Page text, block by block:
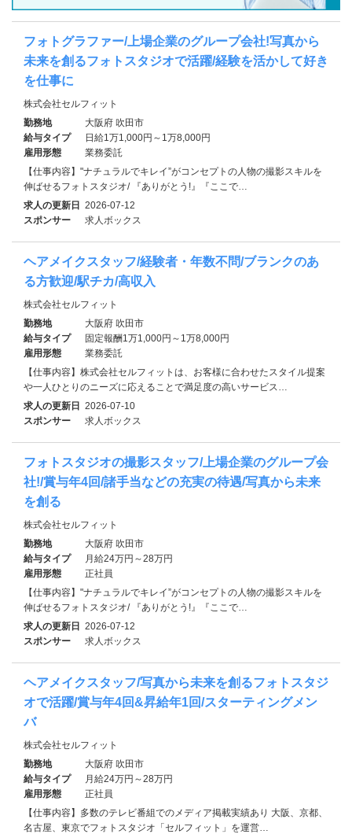
フォトグラファー/上場企業のグループ会社!写真から
未来を創るフォトスタジオで活躍/経験を活かして好き
を仕事に
株式会社セルフィット
勤務地
大阪府 吹田市
給与タイプ
日給1万1,000円～1万8,000円
雇用形態
業務委託
【仕事内容】"ナチュラルでキレイ”がコンセプトの人物の撮影スキルを
伸ばせるフォトスタジオ/ 『ありがとう!』『ここで…
求人の更新日 2026-07-12
スポンサー
求人ボックス
ヘアメイクスタッフ/経験者・年数不問/ブランクのあ
る方歓迎/駅チカ/高収入
株式会社セルフィット
勤務地
大阪府 吹田市
給与タイプ
固定報酬1万1,000円～1万8,000円
雇用形態
業務委託
【仕事内容】株式会社セルフィットは、お客様に合わせたスタイル提案
や一人ひとりのニーズに応えることで満足度の高いサービス…
求人の更新日 2026-07-10
スポンサー
求人ボックス
フォトスタジオの撮影スタッフ/上場企業のグループ会
社!/賞与年4回/諸手当などの充実の待遇/写真から未来
を創る
株式会社セルフィット
勤務地
大阪府 吹田市
給与タイプ
月給24万円～28万円
雇用形態
正社員
【仕事内容】"ナチュラルでキレイ”がコンセプトの人物の撮影スキルを
伸ばせるフォトスタジオ/ 『ありがとう!』『ここで…
求人の更新日 2026-07-12
スポンサー
求人ボックス
ヘアメイクスタッフ/写真から未来を創るフォトスタジ
オで活躍/賞与年4回&昇給年1回/スターティングメン
バ
株式会社セルフィット
勤務地
大阪府 吹田市
給与タイプ
月給24万円～28万円
雇用形態
正社員
【仕事内容】多数のテレビ番組でのメディア掲載実績あり 大阪、京都、
名古屋、東京でフォトスタジオ「セルフィット」を運営…